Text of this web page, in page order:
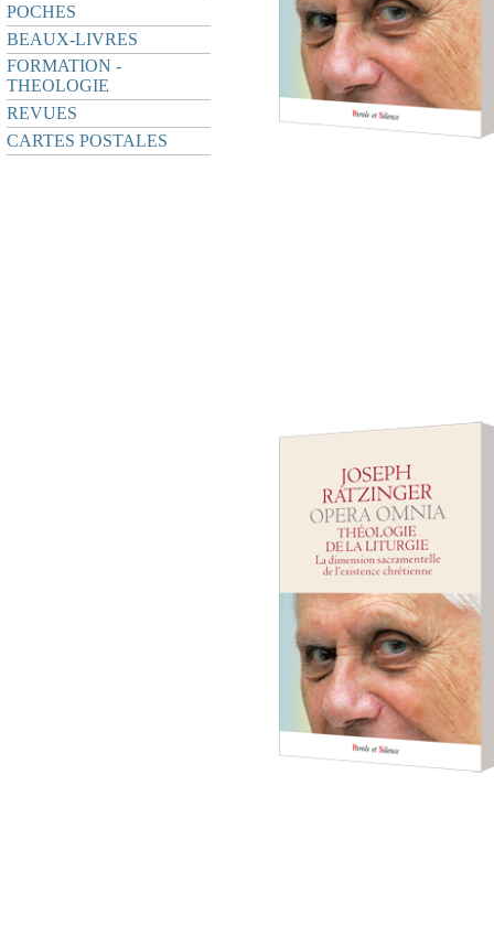
POCHES
BEAUX-LIVRES
FORMATION -
THEOLOGIE
REVUES
CARTES POSTALES